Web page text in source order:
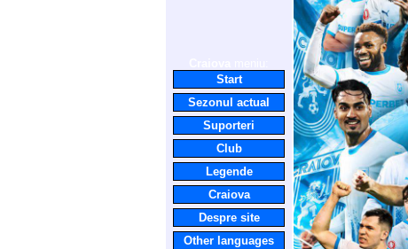
Start
Sezonul actual
Suporteri
Club
Legende
Craiova
Despre site
Other languages